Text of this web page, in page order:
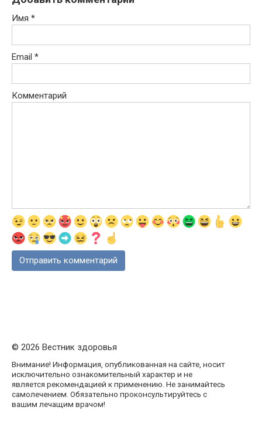
Имя *
Email *
Комментарий
© 2026 Вестник здоровья
Внимание! Информация, опубликованная на сайте, носит
исключительно ознакомительный характер и не
является рекомендацией к применению. Не занимайтесь
самолечением. Обязательно проконсультируйтесь с
вашим лечащим врачом!